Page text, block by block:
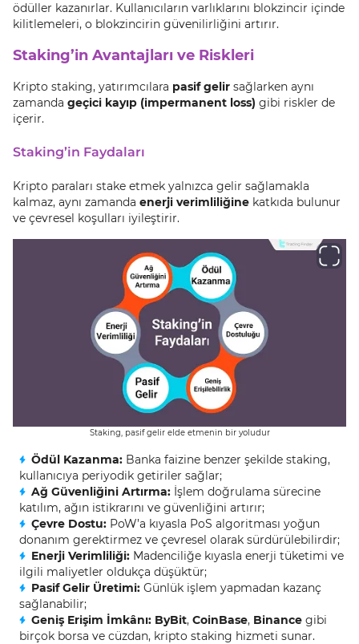
ödüller kazanırlar. Kullanıcıların varlıklarını blokzincir içinde
kilitlemeleri, o blokzincirin güvenilirliğini artırır.
Staking’in Avantajları ve Riskleri
Kripto staking, yatırımcılara pasif gelir sağlarken aynı
zamanda geçici kayıp (impermanent loss) gibi riskler de
içerir.
Staking’in Faydaları
Kripto paraları stake etmek yalnızca gelir sağlamakla
kalmaz, aynı zamanda enerji verimliliğine katkıda bulunur
ve çevresel koşulları iyileştirir.
Staking, pasif gelir elde etmenin bir yoludur
Ödül Kazanma: Banka faizine benzer şekilde staking,
kullanıcıya periyodik getiriler sağlar;
Ağ Güvenliğini Artırma: İşlem doğrulama sürecine
katılım, ağın istikrarını ve güvenliğini artırır;
Çevre Dostu: PoW’a kıyasla PoS algoritması yoğun
donanım gerektirmez ve çevresel olarak sürdürülebilirdir;
Enerji Verimliliği: Madenciliğe kıyasla enerji tüketimi ve
ilgili maliyetler oldukça düşüktür;
Pasif Gelir Üretimi: Günlük işlem yapmadan kazanç
sağlanabilir;
Geniş Erişim İmkânı: ByBit, CoinBase, Binance gibi
birçok borsa ve cüzdan, kripto staking hizmeti sunar.